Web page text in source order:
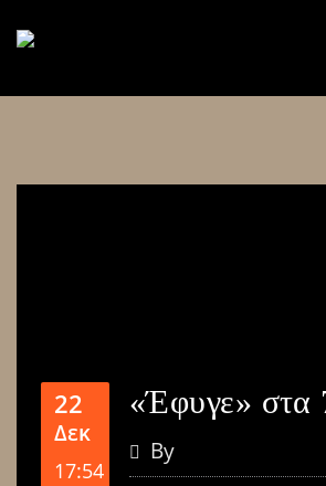
22
Δεκ
17:54
«Έφυγε» στα
By